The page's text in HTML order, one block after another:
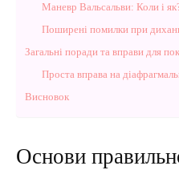
Маневр Вальсальви: Коли і
Поширені помилки при
Загальні поради та вправи для
Проста вправа на
Висновок
Основи